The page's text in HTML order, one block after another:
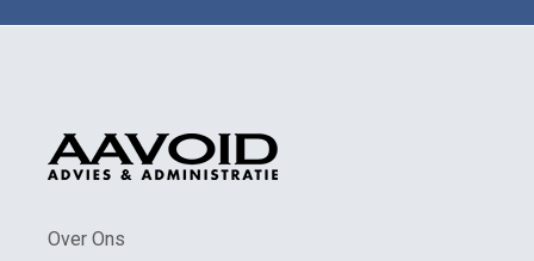
Over Ons